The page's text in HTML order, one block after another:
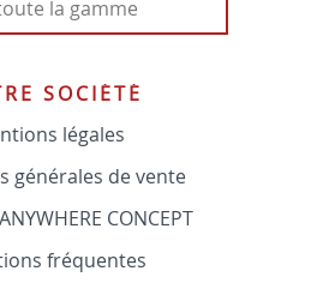
la gamme
SOCIÉTÉ
légales
générales de vente
CONCEPT
fréquentes